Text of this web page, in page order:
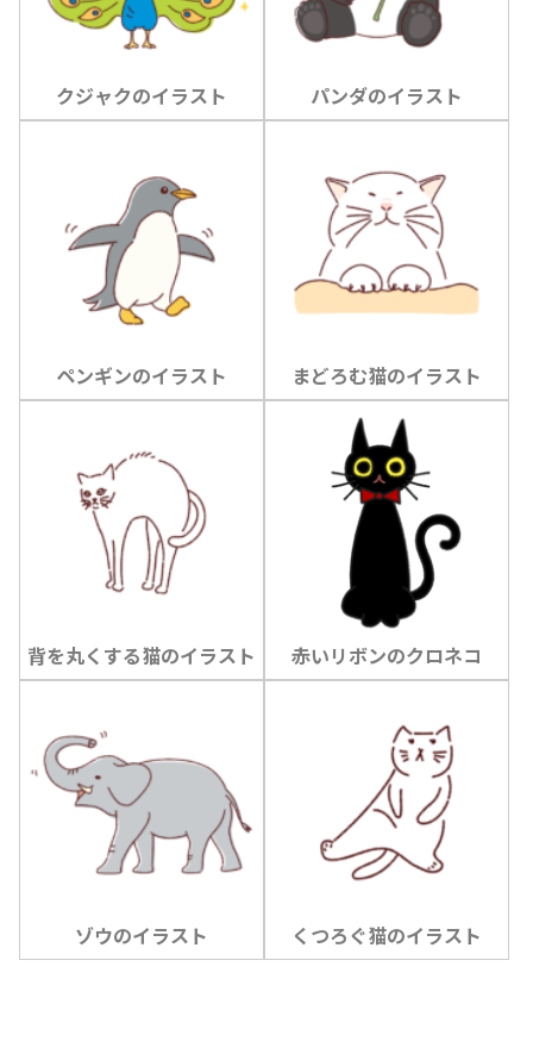
クジャクのイラスト パンダのイラスト
ペンギンのイラスト まどろむ猫のイラスト
背を丸くする猫のイラスト 赤いリボンのクロネコ
ゾウのイラスト くつろぐ猫のイラスト